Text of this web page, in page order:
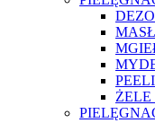
ŻELE